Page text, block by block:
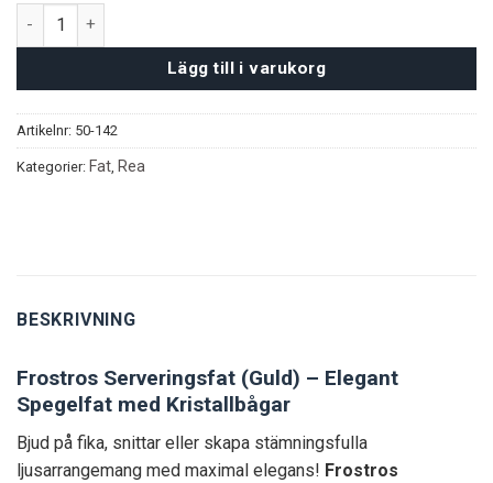
Frostros Serveringsfat - Guld mängd
Lägg till i varukorg
Artikelnr: 50-142
Kategorier: Fat Rea
BESKRIVNING
Frostros Serveringsfat (Guld) – Elegant
Spegelfat med Kristallbågar
Bjud på fika, snittar eller skapa stämningsfulla
ljusarrangemang med maximal elegans! Frostros